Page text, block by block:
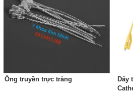
Ống truyền trực tràng
Dây